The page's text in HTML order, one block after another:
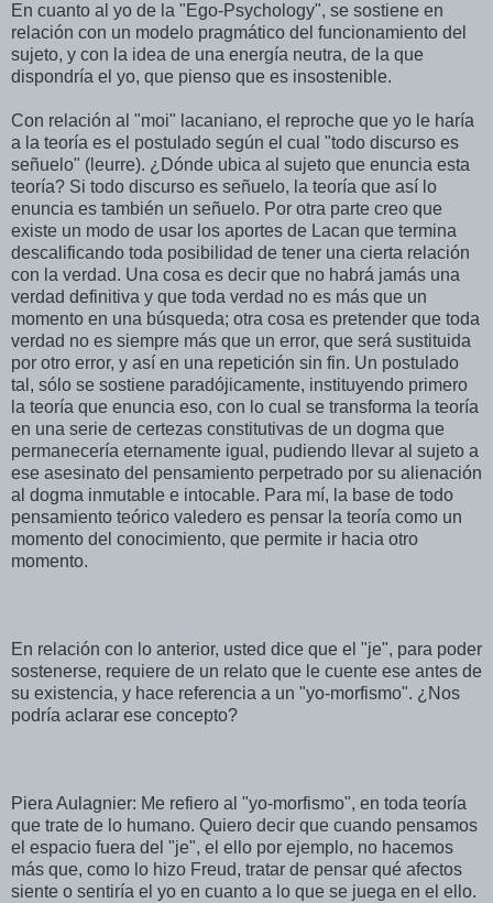
En cuanto al yo de la "Ego-Psychology", se sostiene en
relación con un modelo pragmático del funcionamiento del
sujeto, y con la idea de una energía neutra, de la que
dispondría el yo, que pienso que es insostenible.
Con relación al "moi" lacaniano, el reproche que yo le haría
a la teoría es el postulado según el cual "todo discurso es
señuelo" (leurre). ¿Dónde ubica al sujeto que enuncia esta
teoría? Si todo discurso es señuelo, la teoría que así lo
enuncia es también un señuelo. Por otra parte creo que
existe un modo de usar los aportes de Lacan que termina
descalificando toda posibilidad de tener una cierta relación
con la verdad. Una cosa es decir que no habrá jamás una
verdad definitiva y que toda verdad no es más que un
momento en una búsqueda; otra cosa es pretender que toda
verdad no es siempre más que un error, que será sustituida
por otro error, y así en una repetición sin fin. Un postulado
tal, sólo se sostiene paradójicamente, instituyendo primero
la teoría que enuncia eso, con lo cual se transforma la teoría
en una serie de certezas constitutivas de un dogma que
permanecería eternamente igual, pudiendo llevar al sujeto a
ese asesinato del pensamiento perpetrado por su alienación
al dogma inmutable e intocable. Para mí, la base de todo
pensamiento teórico valedero es pensar la teoría como un
momento del conocimiento, que permite ir hacia otro
momento.
En relación con lo anterior, usted dice que el "je", para poder
sostenerse, requiere de un relato que le cuente ese antes de
su existencia, y hace referencia a un "yo-morfismo". ¿Nos
podría aclarar ese concepto?
Piera Aulagnier: Me refiero al "yo-morfismo", en toda teoría
que trate de lo humano. Quiero decir que cuando pensamos
el espacio fuera del "je", el ello por ejemplo, no hacemos
más que, como lo hizo Freud, tratar de pensar qué afectos
siente o sentiría el yo en cuanto a lo que se juega en el ello.